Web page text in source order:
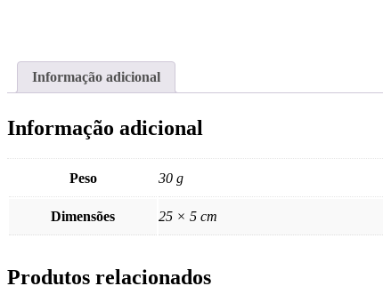
Informação adicional
Informação adicional
Peso 30 g
Dimensões 25 × 5 cm
Produtos relacionados